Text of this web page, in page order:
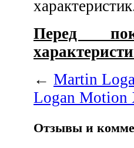
Перед
← Martin
Logan Motion
Отзывы и